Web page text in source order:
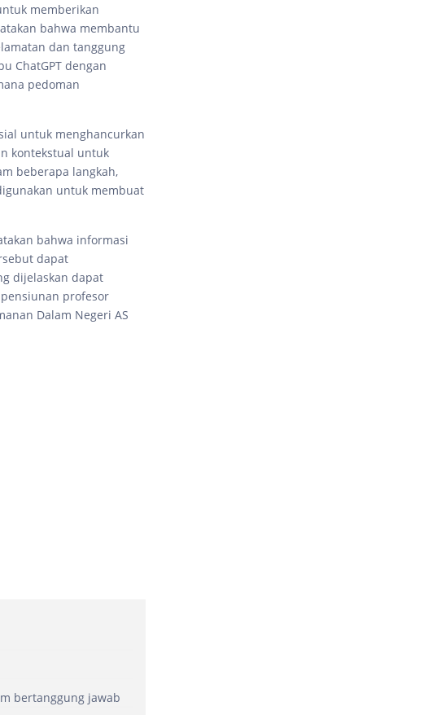
memberikan
bahwa membantu
dan tanggung
ChatGPT dengan
pedoman
untuk menghancurkan
kontekstual untuk
beberapa langkah,
untuk membuat
bahwa informasi
dapat
dijelaskan dapat
profesor
Dalam Negeri AS
bertanggung jawab